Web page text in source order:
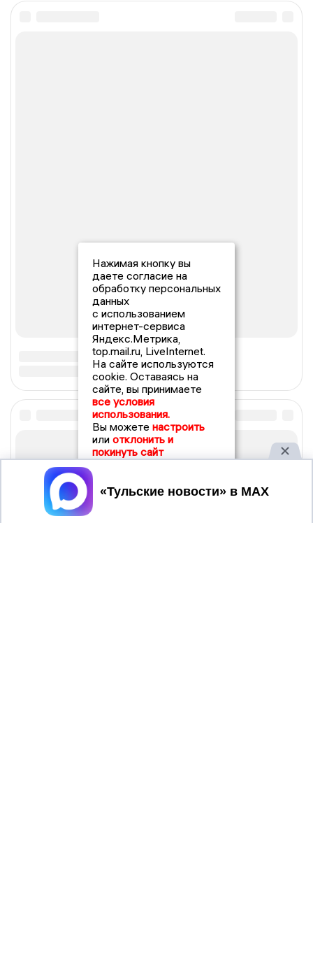
Нажимая кнопку вы
даете согласие на
обработку персональных
данных
с использованием
интернет-сервиса
Яндекс.Метрика,
top.mail.ru, LiveInternet.
На сайте используются
cookie. Оставаясь на
сайте, вы принимаете
все условия
использования.
Вы можете настроить
или отклонить и
покинуть сайт
Принять